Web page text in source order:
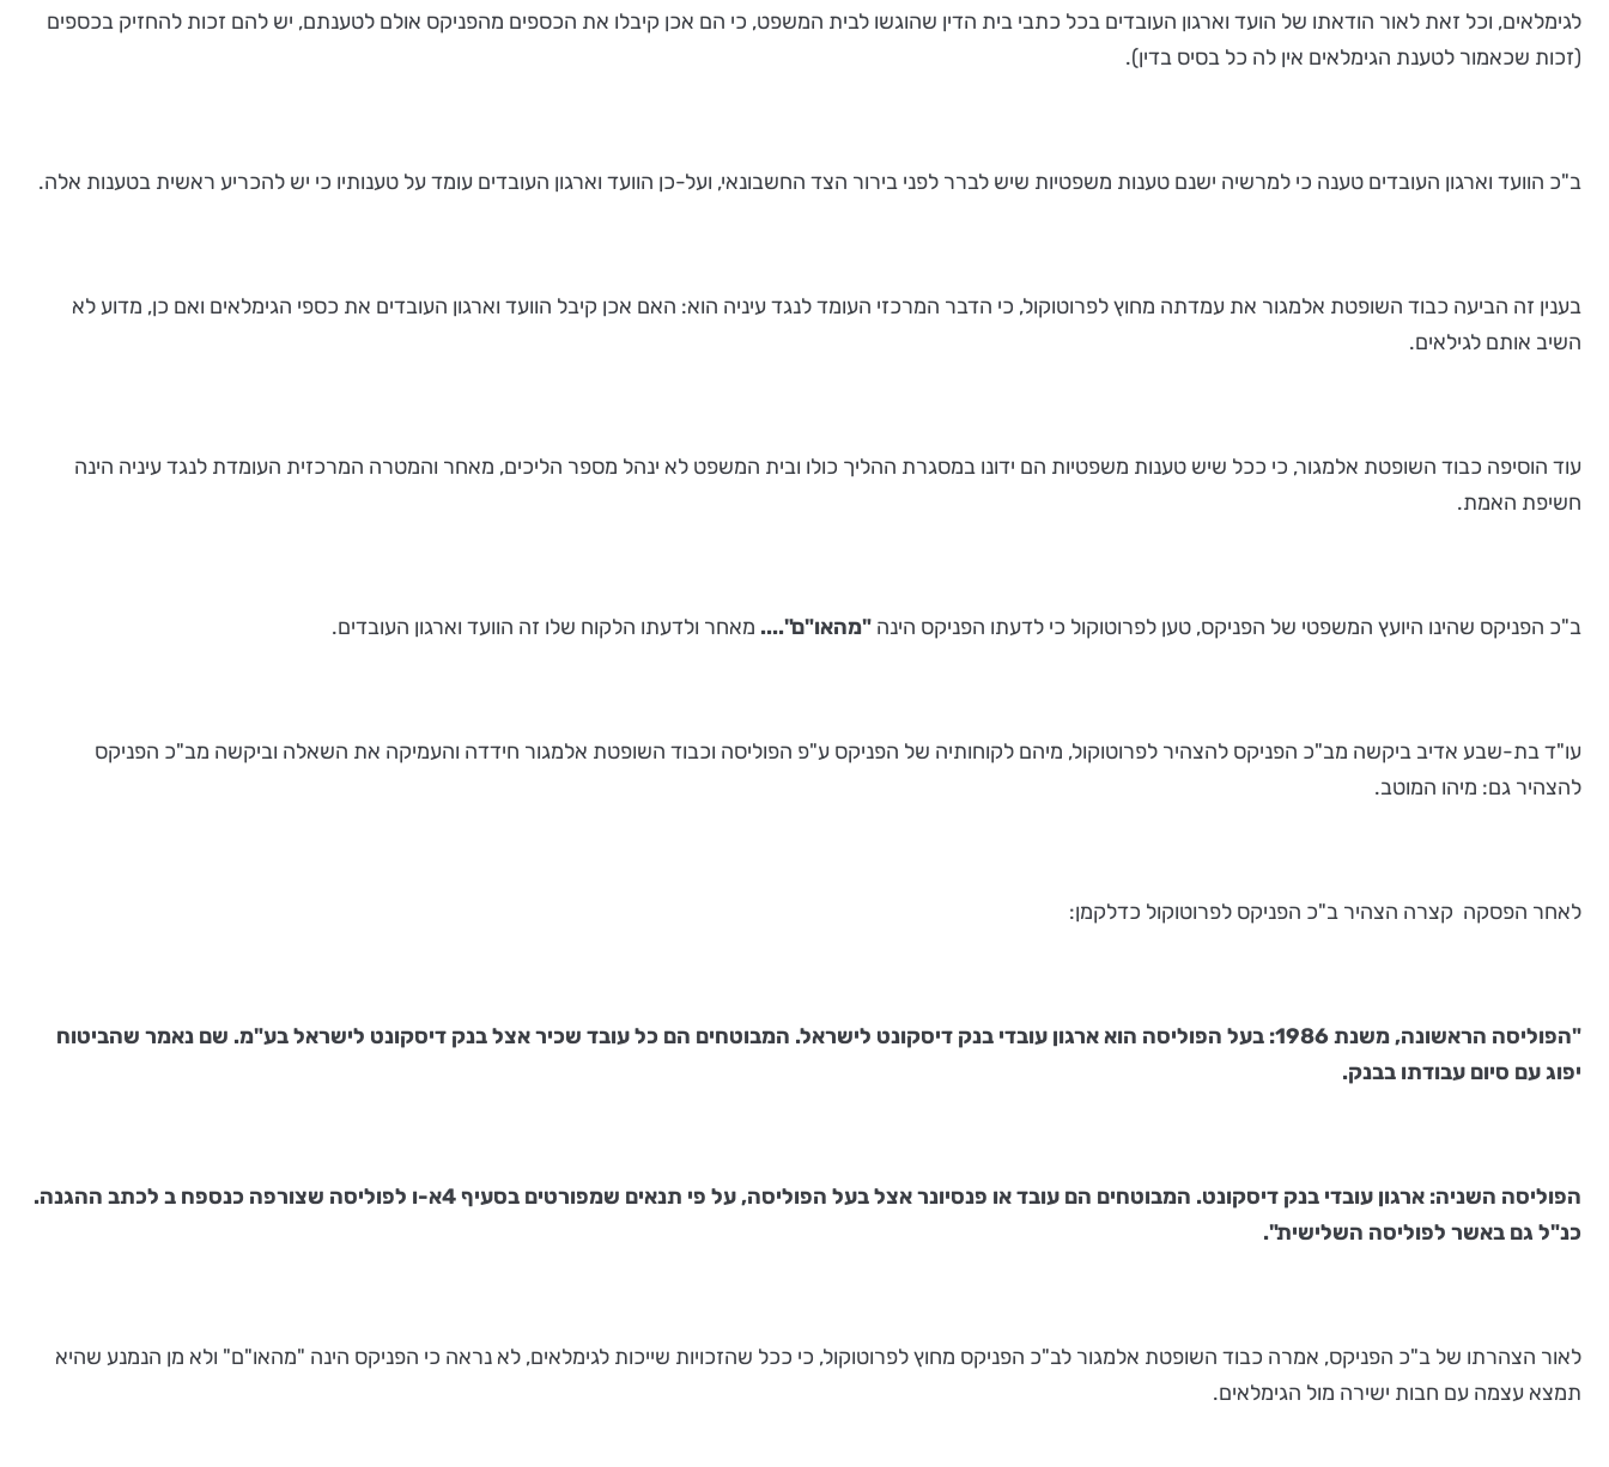
לגימלאים, וכל זאת לאור הודאתו של הועד וארגון העובדים בכל כתבי בית הדין שהוגשו לבית המשפט, כי הם אכן קיבלו את הכספים מהפניקס אולם לטענתם, יש להם זכות להחזיק בכספים
(זכות שכאמור לטענת הגימלאים אין לה כל בסיס בדין).
ב"כ הוועד וארגון העובדים טענה כי למרשיה ישנם טענות משפטיות שיש לברר לפני בירור הצד החשבונאי, ועל-כן הוועד וארגון העובדים עומד על טענותיו כי יש להכריע ראשית בטענות אלה.
בענין זה הביעה כבוד השופטת אלמגור את עמדתה מחוץ לפרוטוקול, כי הדבר המרכזי העומד לנגד עיניה הוא: האם אכן קיבל הוועד וארגון העובדים את כספי הגימלאים ואם כן, מדוע לא
השיב אותם לגילאים.
עוד הוסיפה כבוד השופטת אלמגור, כי ככל שיש טענות משפטיות הם ידונו במסגרת ההליך כולו ובית המשפט לא ינהל מספר הליכים, מאחר והמטרה המרכזית העומדת לנגד עיניה הינה
חשיפת האמת.
ב"כ הפניקס שהינו היועץ המשפטי של הפניקס, טען לפרוטוקול כי לדעתו הפניקס הינה "מהאו"ם".... מאחר ולדעתו הלקוח שלו זה הוועד וארגון העובדים.
עו"ד בת-שבע אדיב ביקשה מב"כ הפניקס להצהיר לפרוטוקול, מיהם לקוחותיה של הפניקס ע"פ הפוליסה וכבוד השופטת אלמגור חידדה והעמיקה את השאלה וביקשה מב"כ הפניקס
להצהיר גם: מיהו המוטב.
לאחר הפסקה קצרה הצהיר ב"כ הפניקס לפרוטוקול כדלקמן:
"הפוליסה הראשונה, משנת 1986: בעל הפוליסה הוא ארגון עובדי בנק דיסקונט לישראל. המבוטחים הם כל עובד שכיר אצל בנק דיסקונט לישראל בע"מ. שם נאמר שהביטוח
יפוג עם סיום עבודתו בבנק.
הפוליסה השניה: ארגון עובדי בנק דיסקונט. המבוטחים הם עובד או פנסיונר אצל בעל הפוליסה, על פי תנאים שמפורטים בסעיף 4א-ו לפוליסה שצורפה כנספח ב לכתב ההגנה.
כנ"ל גם באשר לפוליסה השלישית".
לאור הצהרתו של ב"כ הפניקס, אמרה כבוד השופטת אלמגור לב"כ הפניקס מחוץ לפרוטוקול, כי ככל שהזכויות שייכות לגימלאים, לא נראה כי הפניקס הינה "מהאו"ם" ולא מן הנמנע שהיא
תמצא עצמה עם חבות ישירה מול הגימלאים.